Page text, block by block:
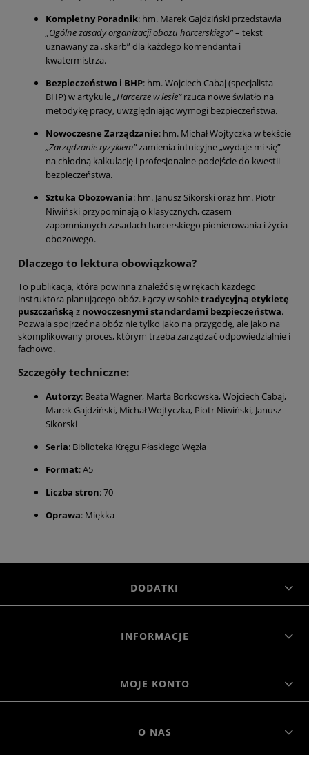
Kompletny Poradnik: hm. Marek Gajdziński przedstawia
„Ogólne zasady organizacji obozu harcerskiego”– tekst
uznawany za „skarb” dla każdego komendanta i
kwatermistrza.
Bezpieczeństwo i BHP: hm. Wojciech Cabaj (specjalista
BHP) w artykule„Harcerze w lesie”rzuca nowe światło na
metodykę pracy, uwzględniając wymogi bezpieczeństwa.
Nowoczesne Zarządzanie: hm. Michał Wojtyczka w tekście
„Zarządzanie ryzykiem”zamienia intuicyjne „wydaje mi się”
na chłodną kalkulację i profesjonalne podejście do kwestii
bezpieczeństwa.
Sztuka Obozowania: hm. Janusz Sikorski oraz hm. Piotr
Niwiński przypominają o klasycznych, czasem
zapomnianych zasadach harcerskiego pionierowania i życia
obozowego.
Dlaczego to lektura obowiązkowa?
To publikacja, która powinna znaleźć się w rękach każdego
instruktora planującego obóz. Łączy w sobietradycyjną etykietę
puszczańską z nowoczesnymi standardami bezpieczeństwa.
Pozwala spojrzeć na obóz nie tylko jako na przygodę, ale jako na
skomplikowany proces, którym trzeba zarządzać odpowiedzialnie i
fachowo.
Szczegóły techniczne:
Autorzy: Beata Wagner, Marta Borkowska, Wojciech Cabaj,
Marek Gajdziński, Michał Wojtyczka, Piotr Niwiński, Janusz
Sikorski
Seria: Biblioteka Kręgu Płaskiego Węzła
Format: A5
Liczba stron: 70
Oprawa: Miękka
DODATKI
INFORMACJE
MOJE KONTO
O NAS